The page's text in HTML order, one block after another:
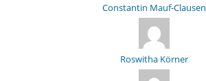
Constantin Mauf-Clausen
Roswitha Körner